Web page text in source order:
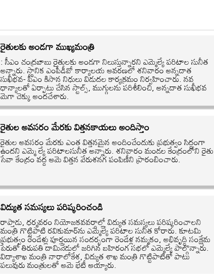
రైతులకు అండగా ముఖ్యమంత్రి
: సీఎం చంద్రబాబు రైతులకు అండగా నిలుస్తున్నారని ఎమ్మెల్యే పరిటాల సునీత
అన్నారు. స్థానిక ఎంపీడీవో కార్యాలయ ఆవరణలో శనివారం అన్నదాత
సుఖీభవ- పీఎం కిసాన నిధులు విడుదల కార్యక్రమం నిర్వహించారు. నవ
ధాన్యాలతో ఏర్పాటు చేసిన స్టాల్స్‌, ముగ్గులను పరిశీలించి, అన్నదాత సుఖీభవ
మెగా చెక్కు అందచేశారు.
రైతుల అవసరం మేరకు విత్తనకాయలు అందిస్తాం
రైతుల అవసరం మేరకు ఎంత విత్తనమైన అందించేందుకు ప్రభుత్వం సిద్ధంగా
ఉందని ఎమ్మె ల్యే పరిటాలసునీత అన్నారు. శనివారం మండల కేంద్రంలోని రైతు
సేవా కేంద్రం వద్ద ఆమె విత్తన వేరుశనగ పంపిణీని ప్రారంబించారు.
విద్యుత సమస్యలు పరిష్కరించండి
రాప్తాడు, ధర్మవరం నియోజకవవర్గాల్లో విద్యుత సమస్యలు పరిష్కరించాలని
మంత్రి గొట్టిపాటి రవికుమార్‌ను ఎమ్మెల్యే పరిటాల సునీత కోరారు. కూటమి
ప్రభుత్వం రెండేళ్లు పూర్తయిన సందర్భంగా రెండేళ్ల నమ్మకం, అభివృద్ధి సంక్షేమ
పేరుతో తిరుపతి దామినేడులో జరిగిన బహిరంగ సభలో ఎమ్మెల్యే పాల్గొన్నారు.
విద్యాశాఖ మంత్రి నారాలోకేశ, విద్యుత శాఖ మంత్రి గొట్టిపాటితో పాటు
పలువురు మంత్రులతో ఆమె భేటీ ఆయ్యారు.